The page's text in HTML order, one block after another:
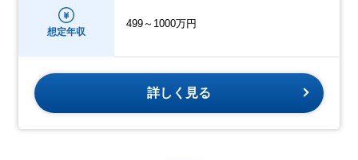
想定年収
499～1000万円
詳しく見る